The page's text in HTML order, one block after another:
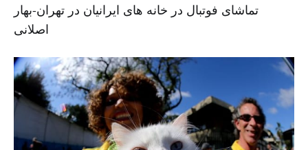
تماشای فوتبال در خانه های ایرانیان در تهران-بهار
اصلانی